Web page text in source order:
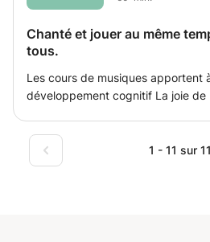
Chanté et jouer au même temps est le rêve de
tous.
Les cours de musiques apportent
développement cognitif La joie de pouvoir exprimer ses
préférées Et un surplus à pas
1 - 11 sur 11